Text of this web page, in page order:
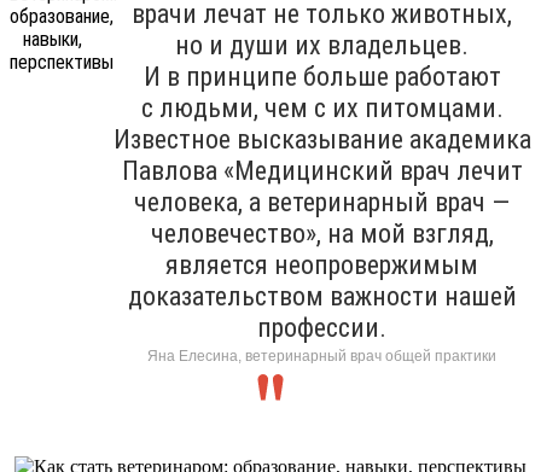
врачи лечат не только животных,
но и души их владельцев.
И в принципе больше работают
с людьми, чем с их питомцами.
Известное высказывание академика
Павлова «Медицинский врач лечит
человека, а ветеринарный врач —
человечество», на мой взгляд,
является неопровержимым
доказательством важности нашей
профессии.
Яна Елесина, ветеринарный врач общей практики